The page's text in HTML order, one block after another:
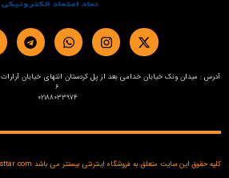
6
02188033974
کلیه حقوق این سایت متعلق به فروشگاه اینترنتی بیستتر می باشد bisttar.com